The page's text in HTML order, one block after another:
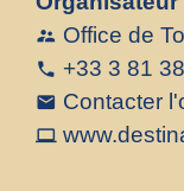
supervisor_account Office de
phone +33 3 81
email Contacter
computer